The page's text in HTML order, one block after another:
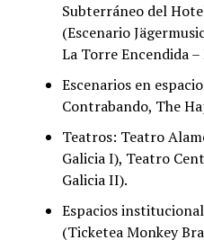
Subterráneo del
(Escenario
La Torre Encendida –
Escenarios en
Contrabando, The
Teatros: Teatro
Galicia I), Teatro
Galicia II).
Espacios
(Ticketea Monkey